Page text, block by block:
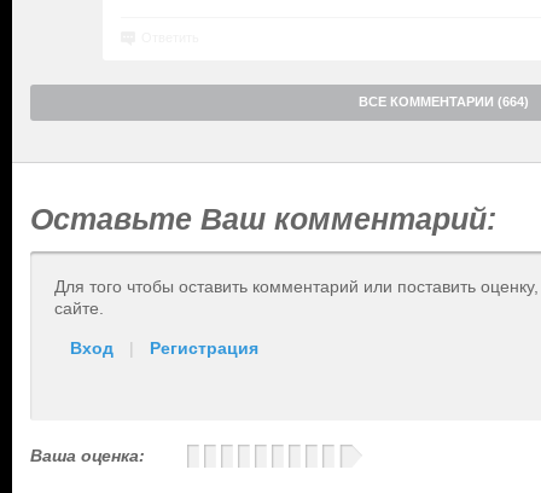
ВСЕ КОММЕНТАРИИ (664)
Оставьте Ваш комментарий:
Для того чтобы оставить комментарий или поставить
сайте.
Вход | Регистрация
Ваша оценка: